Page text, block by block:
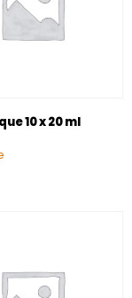
10 x 20 ml